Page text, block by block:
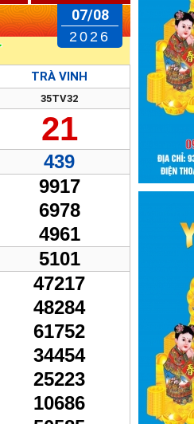
07/08
2026
TRÀ VINH
35TV32
21
439
9917
6978
4961
5101
47217
48284
61752
34454
25223
10686